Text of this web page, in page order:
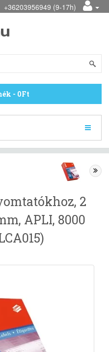
+36203956949 (9-17h)
- 0Ft
2
APLI, 8000